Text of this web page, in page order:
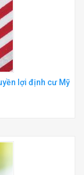
lợi định cư Mỹ